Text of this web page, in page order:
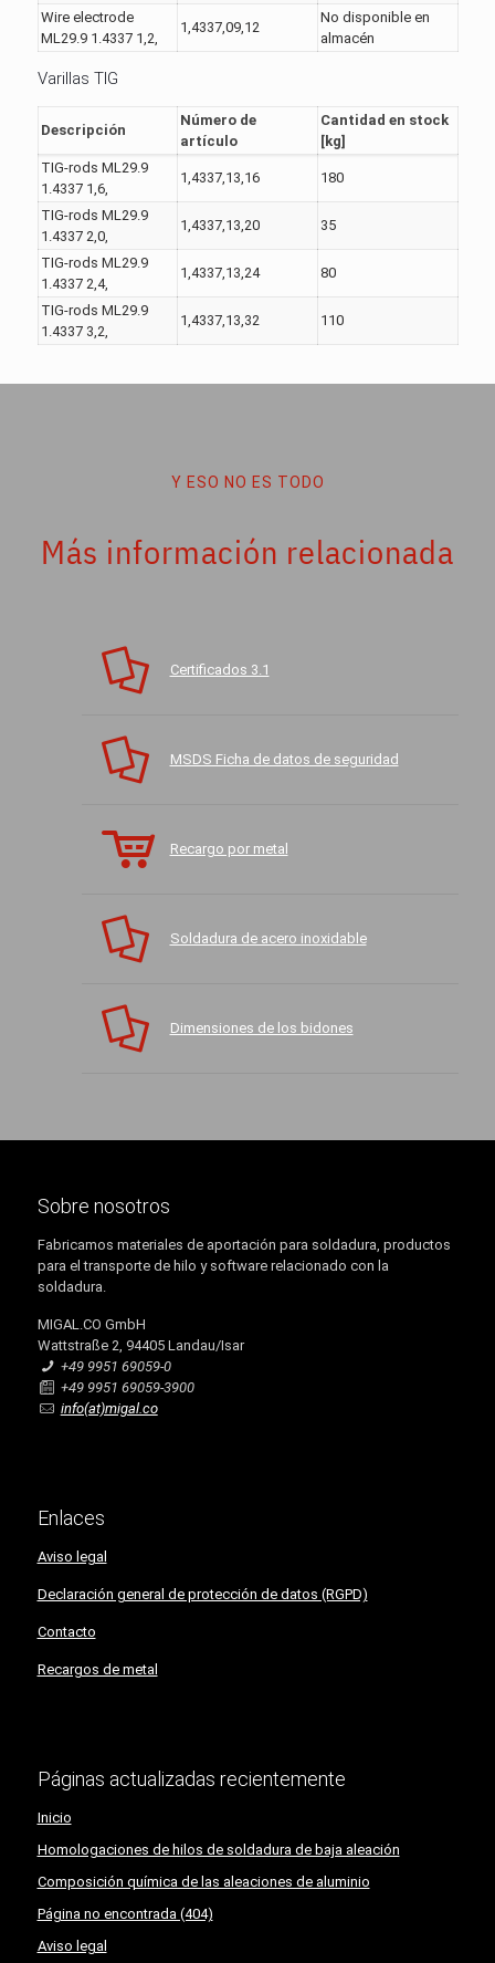
Wire electrode
ML29.9 1.4337 1,2,
1,4337,09,12
No disponible en
almacén
Varillas TIG
Descripción
Número de
artículo
Cantidad en stock
[kg]
TIG-rods ML29.9
1.4337 1,6,
1,4337,13,16 180
TIG-rods ML29.9
1.4337 2,0,
1,4337,13,20 35
TIG-rods ML29.9
1.4337 2,4,
1,4337,13,24 80
TIG-rods ML29.9
1.4337 3,2,
1,4337,13,32 110
Y ESO NO ES TODO
Más información relacionada
Certificados 3.1
MSDS Ficha de datos de seguridad
Recargo por metal
Soldadura de acero inoxidable
Dimensiones de los bidones
Sobre nosotros
Fabricamos materiales de aportación para soldadura, productos
para el transporte de hilo y software relacionado con la
soldadura.
MIGAL.CO GmbH
Wattstraße 2, 94405 Landau/Isar
+49 9951 69059-0
+49 9951 69059-3900
info(at)migal.co
Enlaces
Aviso legal
Declaración general de protección de datos (RGPD)
Contacto
Recargos de metal
Páginas actualizadas recientemente
Inicio
Homologaciones de hilos de soldadura de baja aleación
Composición química de las aleaciones de aluminio
Página no encontrada (404)
Aviso legal